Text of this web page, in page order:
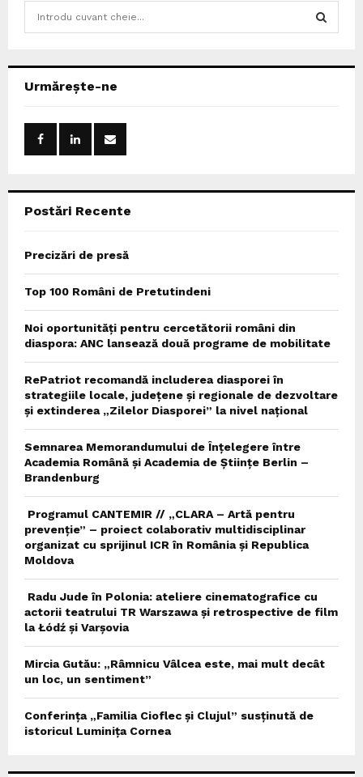
h
Urmărește-ne
Postări Recente
Precizări de presă
Top 100 Români de Pretutindeni
Noi oportunități pentru cercetătorii români din
diaspora: ANC lansează două programe de mobilitate
RePatriot recomandă includerea diasporei în
strategiile locale, județene și regionale de dezvoltare
și extinderea „Zilelor Diasporei” la nivel național
Semnarea Memorandumului de Înțelegere între
Academia Română și Academia de Științe Berlin –
Brandenburg
Programul CANTEMIR // „CLARA – Artă pentru
prevenție” – proiect colaborativ multidisciplinar
organizat cu sprijinul ICR în România și Republica
Moldova
Radu Jude în Polonia: ateliere cinematografice cu
actorii teatrului TR Warszawa și retrospective de film
la Łódź și Varșovia
Mircia Gutău: „Râmnicu Vâlcea este, mai mult decât
un loc, un sentiment”
Conferința „Familia Cioflec și Clujul” susținută de
istoricul Luminița Cornea